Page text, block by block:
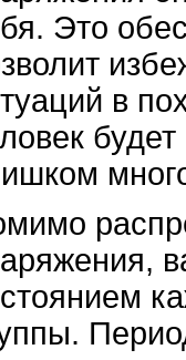
Это
в